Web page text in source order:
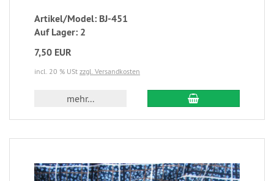
Artikel/Model: BJ-451
Auf Lager: 2
7,50 EUR
incl. 20 % USt zzgl. Versandkosten
mehr...